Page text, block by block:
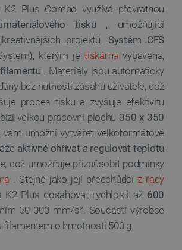
Plus Combo využívá převratnou
tisku , umožňující
projektů. Systém CFS
kterým jetiskárna vybavena,
. Materiály jsou automaticky
bez nutnosti zásahu uživatele, což
proces tisku a zvyšuje efektivitu
velkou pracovní plochu 350 x 350
vám umožní vytvářet velkoformátové
aktivně ohřívat a regulovat teplotu
což umožňuje přizpůsobit podmínky
. Stejně jako její předchůdci z řady
K2 Plus dosahovat rychlosti až 600
30 000 mm/s². Součástí výrobce
filamentem o hmotnosti 500 g.